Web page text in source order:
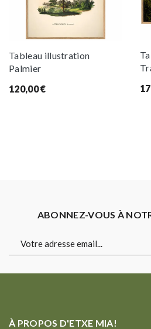
Tableau illustration
Palmier
120,00€
ABONNEZ-VOUS À
À PROPOS D'ETXE MIA!